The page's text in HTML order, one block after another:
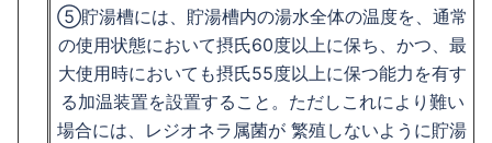
⑤貯湯槽には、貯湯槽内の湯水全体の温度を、通常
の使用状態において摂氏60度以上に保ち、かつ、最
大使用時においても摂氏55度以上に保つ能力を有す
る加温装置を設置すること。ただしこれにより難い
場合には、レジオネラ属菌が 繁殖しないように貯湯